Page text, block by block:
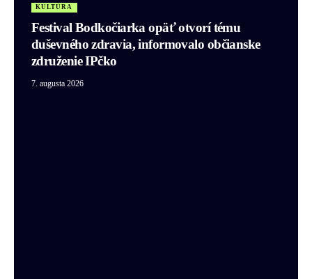
KULTÚRA
Festival Bodkočiarka opäť otvorí tému
duševného zdravia, informovalo občianske
združenie IPčko
7. augusta 2026